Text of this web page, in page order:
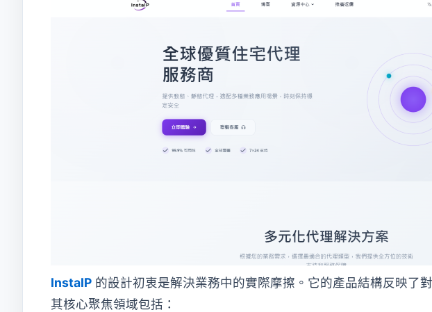
InstaIP 的設計初衷是解決業務中的實際摩擦。它的產品結構反映了
其核心聚焦領域包括：